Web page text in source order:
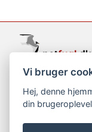
copyright ©
Vi bruger
Hej, denne
din